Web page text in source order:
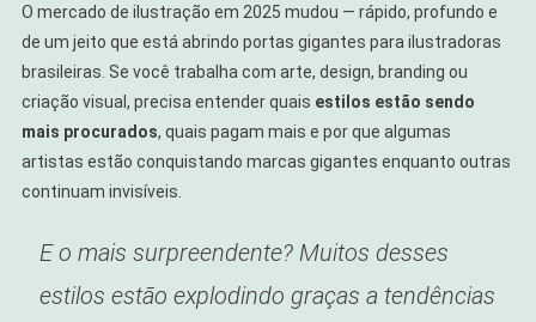
O mercado de ilustração em 2025 mudou — rápido, profundo e
de um jeito que está abrindo portas gigantes para ilustradoras
brasileiras. Se você trabalha com arte, design, branding ou
criação visual, precisa entender quais estilos estão sendo
mais procurados, quais pagam mais e por que algumas
artistas estão conquistando marcas gigantes enquanto outras
continuam invisíveis.
E o mais surpreendente? Muitos desses
estilos estão explodindo graças a tendências